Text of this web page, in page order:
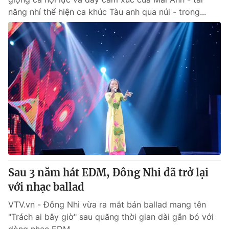
năng nhí thể hiện ca khúc Tàu anh qua núi - trong...
Sau 3 năm hát EDM, Đông Nhi đã trở lại
với nhạc ballad
VTV.vn - Đông Nhi vừa ra mắt bản ballad mang tên
"Trách ai bây giờ" sau quãng thời gian dài gắn bó với